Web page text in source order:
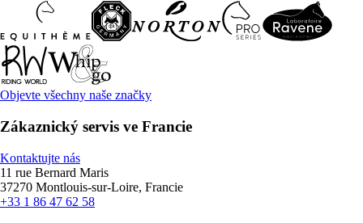
Objevte všechny naše značky
Zákaznický servis ve Francie
Kontaktujte nás
11 rue Bernard Maris
37270 Montlouis-sur-Loire, Francie
+33 1 86 47 62 58